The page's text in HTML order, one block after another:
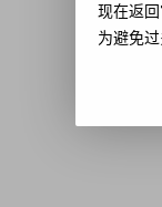
现在返
为避免